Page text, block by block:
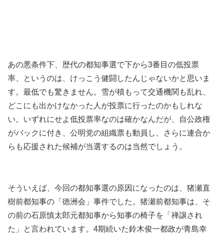
あの悪条件下、歴代の都知事選で下から3番目の低投票
率、というのは、けっこう健闘したんじゃないかと思いま
す。最低でも驚きません。雪が積もって交通機関も乱れ、
どこにも出かけなかった人が投票に行ったのかもしれな
い。いずれにせよ低投票率なのは確かなんだが、自公政権
がバックに付き、公明党の組織票も動員し、さらに連合か
らも応援された候補が当選するのは当然でしょう。
そういえば、今回の都知事選の原因になったのは、猪瀬直
樹前都知事の「徳洲会」事件でした。猪瀬前都知事は、そ
の前の石原慎太郎元都知事から知事の椅子を「禅譲され
た」と言われています。4期続いた鈴木俊一都政が青島幸